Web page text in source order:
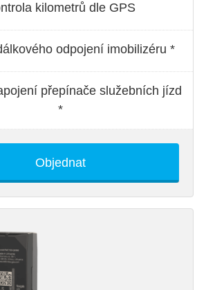
kilometrů dle GPS
odpojení imobilizéru *
přepínače služebních jízd
*
Objednat